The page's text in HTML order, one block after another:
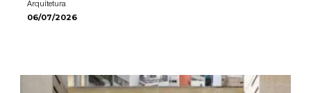
Arquitetura
06/07/2026